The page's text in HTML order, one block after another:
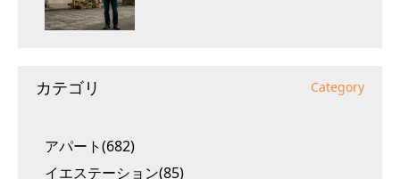
カテゴリ Category
アパート(682)
イエステーション(85)